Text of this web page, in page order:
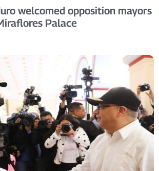
welcomed opposition mayors
Palace